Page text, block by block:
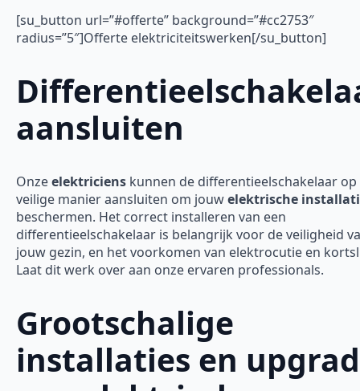
[su_button url=”#offerte” background=”#cc2753″
radius=”5″]Offerte elektriciteitswerken[/su_button]
aansluiten
Onzeelektriciens kunnen de differentieelschakelaar op
veilige manier aansluiten om jouwelektrische
beschermen. Het correct installeren van een
differentieelschakelaar is belangrijk voor de veiligheid
jouw gezin, en het voorkomen van elektrocutie en
Laat dit werk over aan onze ervaren professionals.
Grootschalige
installaties en